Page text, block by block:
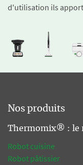
d'utilisation ils
Nos produits
Thermomix® : le
Robot cuisine
Robot pâtissier